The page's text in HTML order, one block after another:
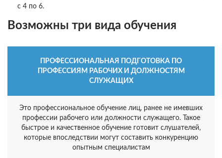
с 4 по 6.
Возможны три вида обучения
ПРОФЕССИОНАЛЬНАЯ ПОДГОТОВКА ПО
ПРОФЕССИЯМ РАБОЧИХ И ДОЛЖНОСТЯМ
СЛУЖАЩИХ
Это профессиональное обучение лиц, ранее не имевших
профессии рабочего или должности служащего. Такое
быстрое и качественное обучение готовит слушателей,
которые впоследствии могут составить конкуренцию
опытным специалистам